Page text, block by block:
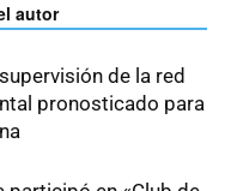
autor
de la red
pronosticado para